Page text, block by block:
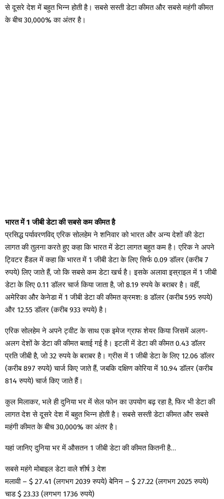
से दूसरे देश में बहुत भिन्न होती है। सबसे सस्ती डेटा कीमत और सबसे महंगी कीमत
के बीच 30,000% का अंतर है।
भारत में 1 जीबी डेटा की सबसे कम कीमत है
प्रसिद्ध पर्यावरणविद् एरिक सोलहेम ने शनिवार को भारत और अन्य देशों की डेटा
लागत की तुलना करते हुए कहा कि भारत में डेटा लागत बहुत कम है। एरिक ने अपने
ट्विटर हैंडल में कहा कि भारत में 1 जीबी डेटा के लिए सिर्फ 0.09 डॉलर (करीब 7
रुपये) लिए जाते हैं, जो कि सबसे कम डेटा खर्च है। इसके अलावा इस्राइल में 1 जीबी
डेटा के लिए 0.11 डॉलर चार्ज किया जाता है, जो 8.19 रुपये के बराबर है। वहीं,
अमेरिका और केनेडा में 1 जीबी डेटा की कीमत क्रमश: 8 डॉलर (करीब 595 रुपये)
और 12.55 डॉलर (करीब 933 रुपये) है।
एरिक सोलहेम ने अपने ट्वीट के साथ एक इमेज ग्राफ शेयर किया जिसमें अलग-
अलग देशों के डेटा की कीमत बताई गई है। इटली में डेटा की कीमत 0.43 डॉलर
प्रति जीबी है, जो 32 रुपये के बराबर है। ग्रीस में 1 जीबी डेटा के लिए 12.06 डॉलर
(करीब 897 रुपये) चार्ज किए जाते हैं, जबकि दक्षिण कोरिया में 10.94 डॉलर (करीब
814 रुपये) चार्ज किए जाते हैं।
कुल मिलाकर, भले ही दुनिया भर में सेल फोन का उपयोग बढ़ रहा है, फिर भी डेटा की
लागत देश से दूसरे देश में बहुत भिन्न होती है। सबसे सस्ती डेटा कीमत और सबसे
महंगी कीमत के बीच 30,000% का अंतर है।
यहां जानिए दुनिया भर में औसतन 1 जीबी डेटा की कीमत कितनी है…
सबसे महंगे मोबाइल डेटा वाले शीर्ष 3 देश
मलावी – $ 27.41 (लगभग 2039 रुपये) बेनिन – $ 27.22 (लगभग 2025 रुपये)
चाड $ 23.33 (लगभग 1736 रुपये)